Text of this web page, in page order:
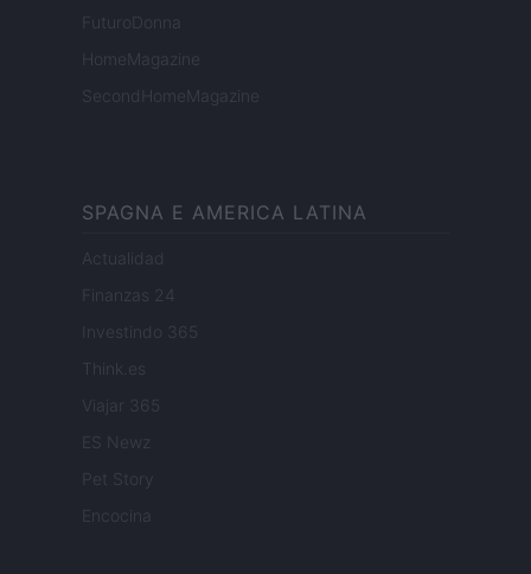
FuturoDonna
HomeMagazine
SecondHomeMagazine
SPAGNA E AMERICA LATINA
Actualidad
Finanzas 24
Investindo 365
Think.es
Viajar 365
ES Newz
Pet Story
Encocina